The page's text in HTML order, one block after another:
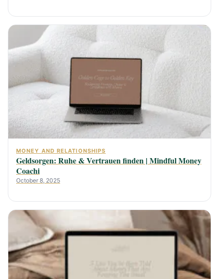
MONEY AND RELATIONSHIPS
Geldsorgen: Ruhe & Vertrauen finden | Mindful Money
Coachi
October 8, 2025